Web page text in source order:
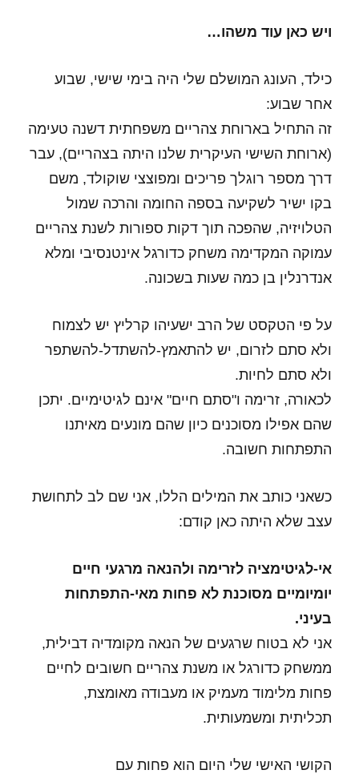
ויש כאן עוד משהו…
כילד, העונג המושלם שלי היה בימי שישי, שבוע
אחר שבוע:
זה התחיל בארוחת צהריים משפחתית דשנה טעימה
(ארוחת השישי העיקרית שלנו היתה בצהריים), עבר
דרך מספר רוגלך פריכים ומפוצצי שוקולד, משם
בקו ישיר לשקיעה בספה החומה והרכה שמול
הטלויזיה, שהפכה תוך דקות ספורות לשנת צהריים
עמוקה המקדימה משחק כדורגל אינטנסיבי ומלא
אנדרנלין בן כמה שעות בשכונה.
על פי הטקסט של הרב ישעיהו קרליץ יש לצמוח
ולא סתם לזרום, יש להתאמץ-להשתדל-להשתפר
ולא סתם לחיות.
לכאורה, זרימה ו"סתם חיים" אינם לגיטימיים. יתכן
שהם אפילו מסוכנים כיון שהם מונעים מאיתנו
התפתחות חשובה.
כשאני כותב את המילים הללו, אני שם לב לתחושת
עצב שלא היתה כאן קודם:
אי-לגיטימציה לזרימה ולהנאה מרגעי חיים
יומיומיים מסוכנת לא פחות מאי-התפתחות
בעיני.
אני לא בטוח שרגעים של הנאה מקומדיה דבילית,
ממשחק כדורגל או משנת צהריים חשובים לחיים
פחות מלימוד מעמיק או מעבודה מאומצת,
תכליתית ומשמעותית.
הקושי האישי שלי היום הוא פחות עם